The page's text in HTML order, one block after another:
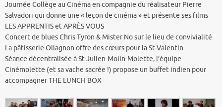
Journée Collège au Cinéma en compagnie du réalisateur Pierre
Salvadori qui donne une « leçon de cinéma » et présente ses films
LES APPRENTIS et APRÈS VOUS
Concert de blues Chris Tyron & Mister No sur le lieu de convivialité
La pâtisserie Ollagnon offre des cœurs pour la St-Valentin
Séance décentralisée à St-Julien-Molin-Molette, l’équipe
Cinémolette (et sa vache sacrée !) propose un buffet indien pour
accompagner THE LUNCH BOX